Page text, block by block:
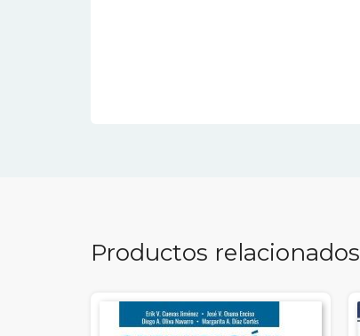
Productos relacionados